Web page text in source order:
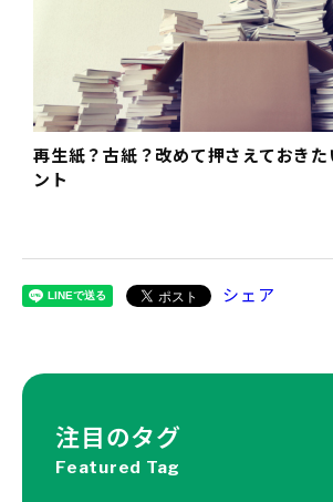
再生紙？古紙？改めて押さえておきた
ント
シェア
注目のタグ
Featured Tag